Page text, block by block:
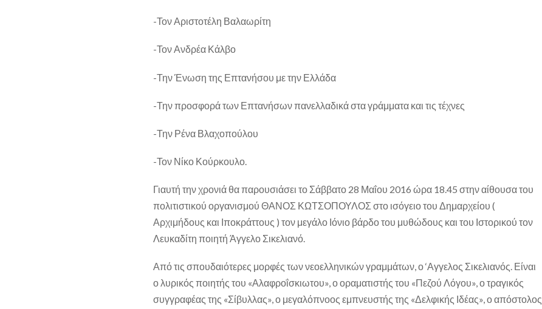
-Τον Αριστοτέλη Βαλαωρίτη
-Τον Ανδρέα Κάλβο
-Την Ένωση της Επτανήσου με την Ελλάδα
-Την προσφορά των Επτανήσων πανελλαδικά στα γράμματα και τις τέχνες
-Την Ρένα Βλαχοπούλου
-Τον Νίκο Κούρκουλο.
Γιαυτή την χρονιά θα παρουσιάσει το Σάββατο 28 Μαΐου 2016 ώρα 18.45 στην αίθουσα του
πολιτιστικού οργανισμού ΘΑΝΟΣ ΚΩΤΣΟΠΟΥΛΟΣ στο ισόγειο του Δημαρχείου (
Αρχιμήδους και Ιποκράττους ) τον μεγάλο Ιόνιο βάρδο του μυθώδους και του Ιστορικού τον
Λευκαδίτη ποιητή Άγγελο Σικελιανό.
Από τις σπουδαιότερες μορφές των νεοελληνικών γραμμάτων, ο ‘Αγγελος Σικελιανός. Είναι
ο λυρικός ποιητής του «Αλαφροΐσκιωτου», ο οραματιστής του «Πεζού Λόγου», ο τραγικός
συγγραφέας της «Σίβυλλας», ο μεγαλόπνοος εμπνευστής της «Δελφικής Ιδέας», ο απόστολος